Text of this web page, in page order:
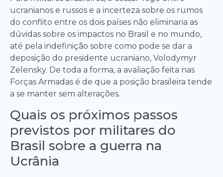
ucranianos e russos e a incerteza sobre os rumos
do conflito entre os dois países não eliminaria as
dúvidas sobre os impactos no Brasil e no mundo,
até pela indefinição sobre como pode se dar a
deposição do presidente ucraniano, Volodymyr
Zelensky. De toda a forma, a avaliação feita nas
Forças Armadas é de que a posição brasileira tende
a se manter sem alterações.
Quais os próximos passos
previstos por militares do
Brasil sobre a guerra na
Ucrânia